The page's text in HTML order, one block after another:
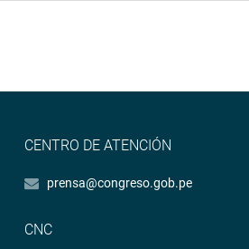
CENTRO DE ATENCIÓN
prensa@congreso.gob.pe
CNC